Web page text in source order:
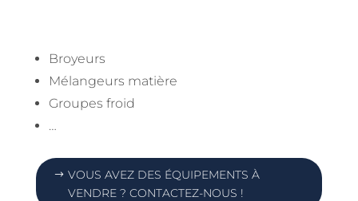
Broyeurs
Mélangeurs matière
Groupes froid
…
VOUS AVEZ DES ÉQUIPEMENTS À
VENDRE ? CONTACTEZ-NOUS !